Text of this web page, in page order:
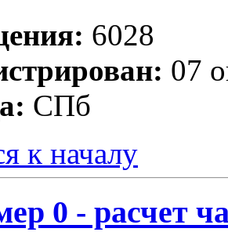
6028
07
СПб
к началу
0 - расчет